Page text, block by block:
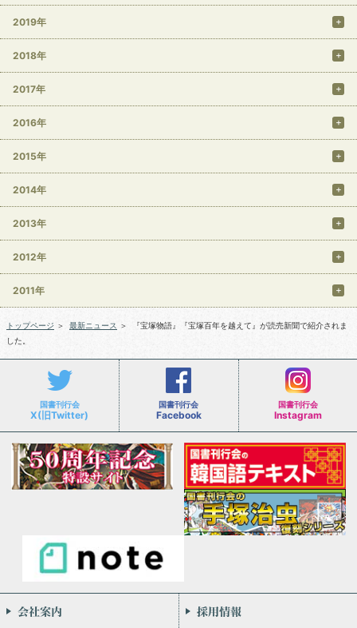
2019年
2018年
2017年
2016年
2015年
2014年
2013年
2012年
2011年
トップページ ＞ 最新ニュース ＞
『宝塚物語』『宝塚百年を越えて』が読売新聞で紹介されま
した。
国書刊行会
X(旧Twitter)
国書刊行会
Facebook
国書刊行会
Instagram
会社案内